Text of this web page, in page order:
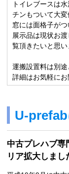
トイレブースは
チンもついて大変
窓には面格子が
展示品は現状お
覧頂きたいと思い
運搬設置料は別途
詳細はお気軽にお
U-
中古プレハブ
リア拡大しまし